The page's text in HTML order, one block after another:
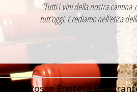
"Tutti i vini della nostra cantina
tutt'oggi. Crediamo nell'etica
Ombre Rosse Enoteca